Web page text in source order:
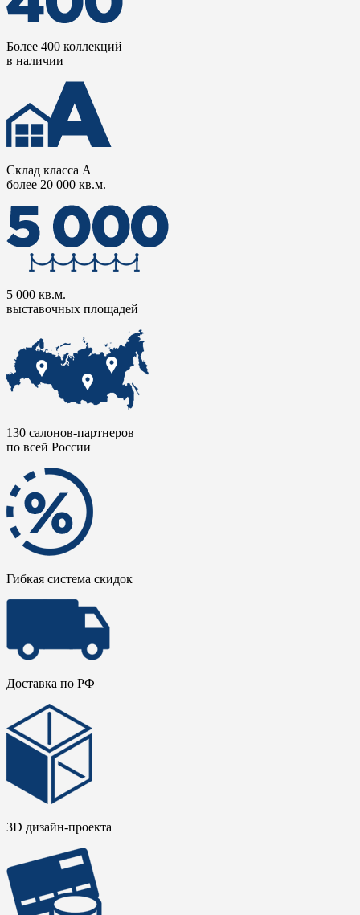
Более 400 коллекций
в наличии
Склад класса А
более 20 000 кв.м.
5 000 кв.м.
выставочных площадей
130 салонов-партнеров
по всей России
Гибкая система скидок
Доставка по РФ
3D дизайн-проекта